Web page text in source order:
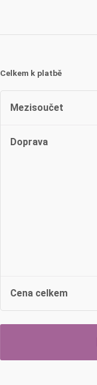
Celkem k platbě
Mezisoučet
Doprava
Cena celkem